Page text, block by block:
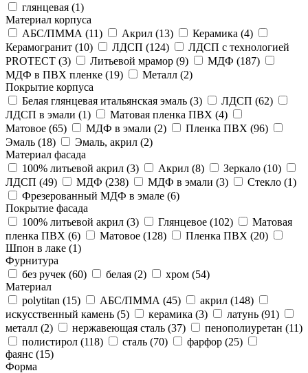
глянцевая (1)
Материал корпуса
АБС/ПММА (11) Акрил (13) Керамика (4)
Керамогранит (10) ЛДСП (124)
ЛДСП с технологией
PROTECT (3) Литьевой мрамор (9) МДФ (187)
МДФ в ПВХ пленке (19) Металл (2)
Покрытие корпуса
Белая глянцевая итальянская эмаль (3) ЛДСП (62)
ЛДСП в эмали (1) Матовая пленка ПВХ (4)
Матовое (65) МДФ в эмали (2) Пленка ПВХ (96)
Эмаль (18) Эмаль, акрил (2)
Материал фасада
100% литьевой акрил (3) Акрил (8) Зеркало (10)
ЛДСП (49) МДФ (238) МДФ в эмали (3) Стекло (1)
Фрезерованный МДФ в эмале (6)
Покрытие фасада
100% литьевой акрил (3) Глянцевое (102)
Матовая
пленка ПВХ (6) Матовое (128) Пленка ПВХ (20)
Шпон в лаке (1)
Фурнитура
без ручек (60) белая (2) хром (54)
Материал
polytitan (15) АБС/ПММА (45) акрил (148)
искусственный камень (5) керамика (3) латунь (91)
металл (2) нержавеющая сталь (37) пенополиуретан (11)
полистирол (118) сталь (70) фарфор (25)
фаянс (15)
Форма